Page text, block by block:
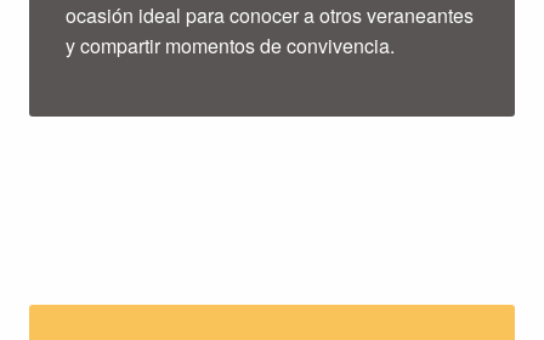
ocasión ideal para conocer a otros veraneantes
y compartir momentos de convivencia.